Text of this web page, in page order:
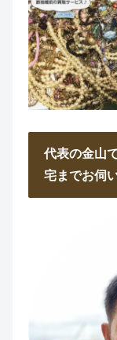
代表の金山
宅までお伺